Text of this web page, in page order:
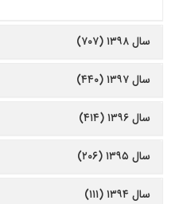
سال ۱۳۹۸ (۷۰۷)
سال ۱۳۹۷ (۴۴۰)
سال ۱۳۹۶ (۴۱۴)
سال ۱۳۹۵ (۲۰۶)
سال ۱۳۹۴ (۱۱۱)